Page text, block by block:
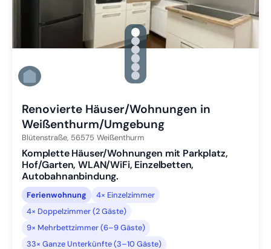
gallery.slide_selector
Zu Slide 1 wechseln
Zu Slide 2 wechseln
Zu Slide 3 wechseln
Zu Slide 4 wechseln
Zu Slide 5 wechseln
Zu Slide 6 wechseln
Renovierte Häuser/Wohnungen in
Weißenthurm/Umgebung
Blütenstraße, 56575 Weißenthurm
Komplette Häuser/Wohnungen mit Parkplatz,
Hof/Garten, WLAN/WiFi, Einzelbetten,
Autobahnanbindung.
Ferienwohnung
4× Einzelzimmer
4× Doppelzimmer (2 Gäste)
9× Mehrbettzimmer (6–9 Gäste)
33× Ganze Unterkünfte (3–10 Gäste)